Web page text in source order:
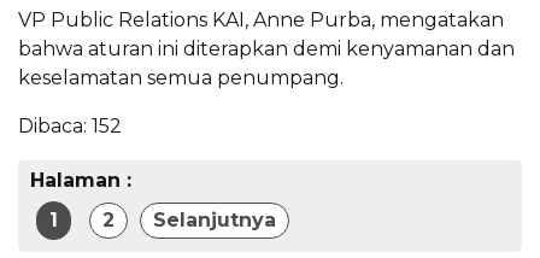
VP Public Relations KAI, Anne Purba, mengatakan
bahwa aturan ini diterapkan demi kenyamanan dan
keselamatan semua penumpang.
Dibaca: 152
Halaman :
1
2 Selanjutnya